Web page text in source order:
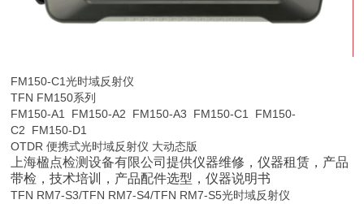
FM150-C1光时域反射仪
TFN FM150系列
FM150-A1 FM150-A2 FM150-A3 FM150-C1 FM150-
C2 FM150-D1
OTDR 便携式光时域反射仪 大动态版
上海楹点检测设备有限公司提供仪器维修，仪器租赁， 产品
带检 ，技术培训，产品配件选型 ，仪器说明书
TFN RM7-S3/TFN RM7-S4/TFN RM7-S5光时域反射仪